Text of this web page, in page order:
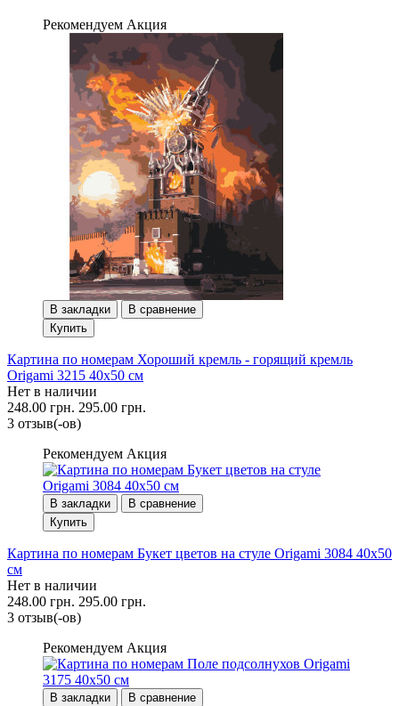
Рекомендуем Акция
В закладки
В сравнение
Купить
Картина по номерам Хороший кремль - горящий кремль
Origami 3215 40x50 см
Нет в наличии
248.00 грн. 295.00 грн.
3 отзыв(-ов)
Рекомендуем Акция
В закладки
В сравнение
Купить
Картина по номерам Букет цветов на стуле Origami 3084 40x50
см
Нет в наличии
248.00 грн. 295.00 грн.
3 отзыв(-ов)
Рекомендуем Акция
В закладки
В сравнение